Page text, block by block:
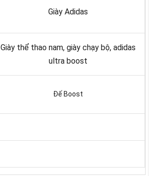
Giày Adidas
Giày thể thao nam, giày chạy bộ, adidas
ultra boost
Đế Boost